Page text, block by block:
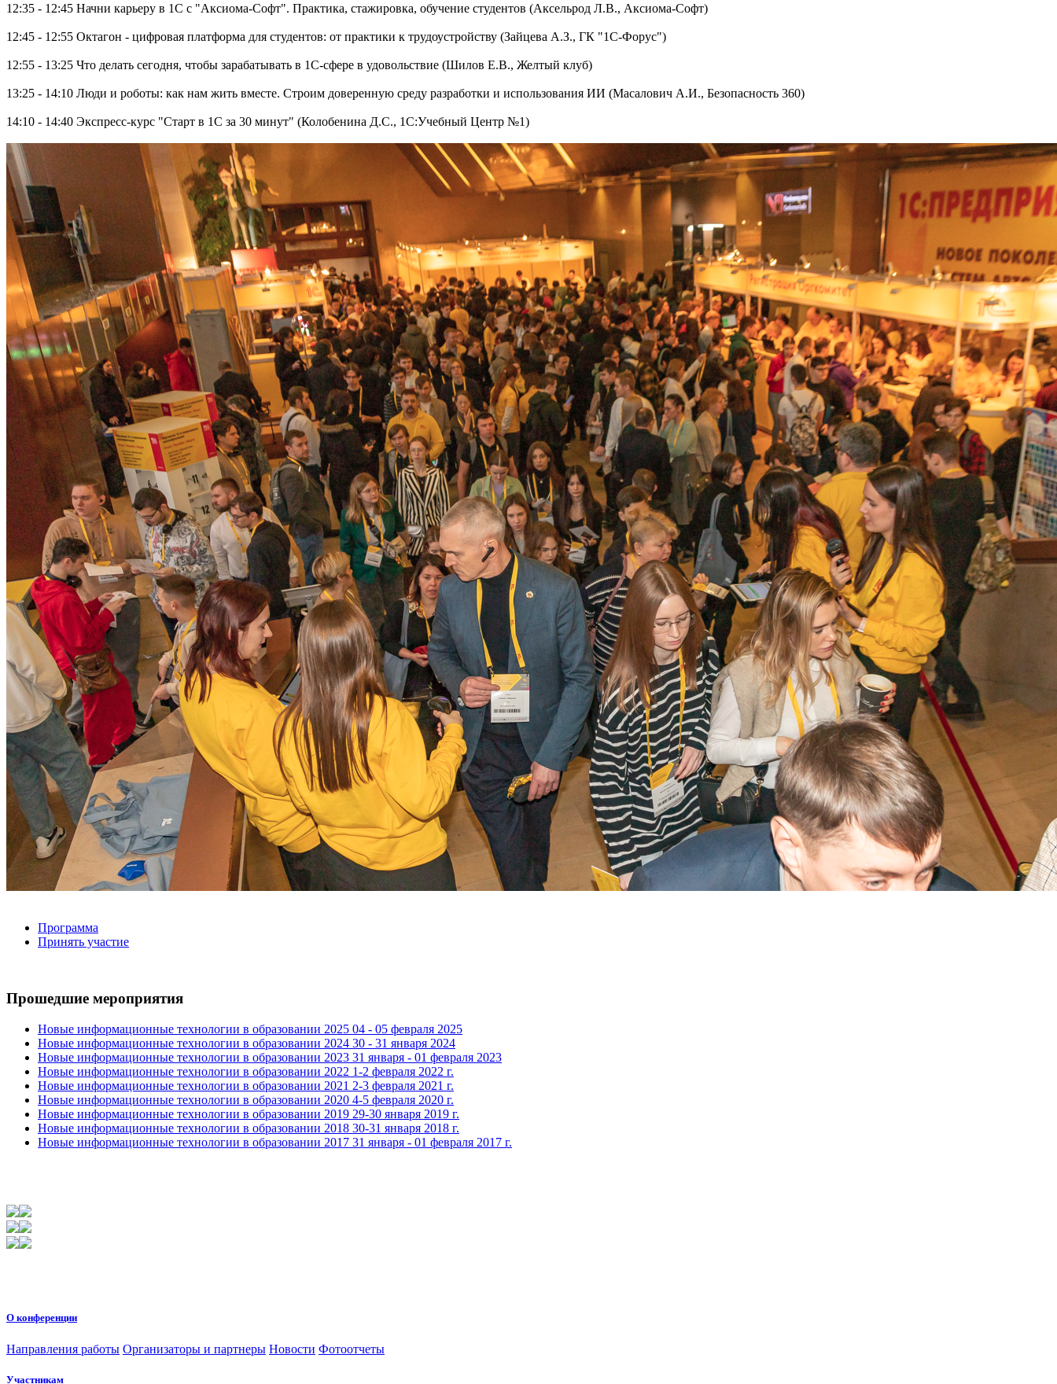
12:35 - 12:45 Начни карьеру в 1С с "Аксиома-Софт". Практика, стажировка, обучение студентов (Аксельрод Л.В., Аксиома-Софт)
12:45 - 12:55 Октагон - цифровая платформа для студентов: от практики к трудоустройству (Зайцева А.З., ГК "1С-Форус")
12:55 - 13:25 Что делать сегодня, чтобы зарабатывать в 1С-сфере в удовольствие (Шилов Е.В., Желтый клуб)
13:25 - 14:10 Люди и роботы: как нам жить вместе. Строим доверенную среду разработки и использования ИИ (Масалович А.И., Безопасность 360)
14:10 - 14:40 Экспресс-курс "Старт в 1С за 30 минут" (Колобенина Д.С., 1С:Учебный Центр №1)
Программа
Принять участие
Прошедшие мероприятия
Новые информационные технологии в образовании 2025 04 - 05 февраля 2025
Новые информационные технологии в образовании 2024 30 - 31 января 2024
Новые информационные технологии в образовании 2023 31 января - 01 февраля 2023
Новые информационные технологии в образовании 2022 1-2 февраля 2022 г.
Новые информационные технологии в образовании 2021 2-3 февраля 2021 г.
Новые информационные технологии в образовании 2020 4-5 февраля 2020 г.
Новые информационные технологии в образовании 2019 29-30 января 2019 г.
Новые информационные технологии в образовании 2018 30-31 января 2018 г.
Новые информационные технологии в образовании 2017 31 января - 01 февраля 2017 г.
О конференции
Направления работы Организаторы и партнеры Новости Фотоотчеты
Участникам